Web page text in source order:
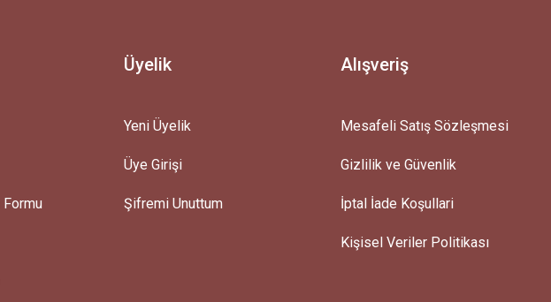
Üyelik
Yeni Üyelik
Üye Girişi
Şifremi Unuttum
Alışveriş
Mesafeli Satış Sözleşmesi
Gizlilik ve Güvenlik
İptal İade Koşullari
Kişisel Veriler Politikası